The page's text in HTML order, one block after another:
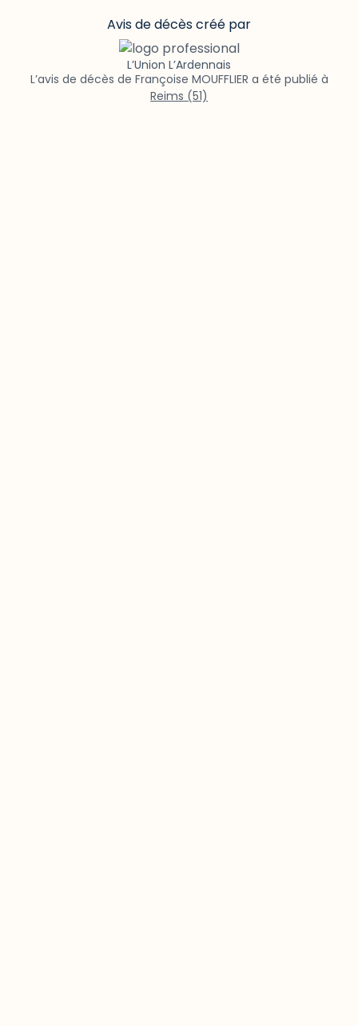
Avis de décès créé par
L’Union L’Ardennais
L’avis de décès de Françoise MOUFFLIER a été publié à
Reims (51)